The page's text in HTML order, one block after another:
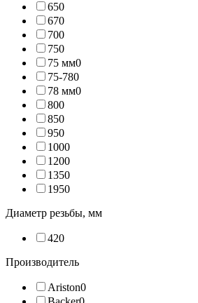
650
670
700
750
75 мм0
75-780
78 мм0
800
850
950
1000
1200
1350
1950
Диаметр резьбы, мм
420
Производитель
Ariston0